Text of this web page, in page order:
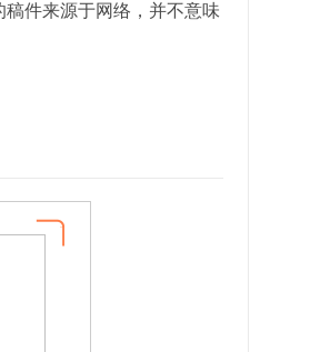
件来源于网络，并不意味